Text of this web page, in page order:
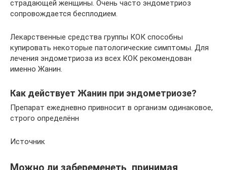
страдающей женщины. Очень часто эндометриоз
сопровождается бесплодием.
Лекарственные средства группы КОК способны
купировать некоторые патологические симптомы. Для
лечения эндометриоза из всех КОК рекомендован
именно Жанин.
Как действует Жанин при эндометриозе?
Препарат ежедневно привносит в организм одинаковое,
строго определённ
Источник
Можно ли забеременеть, принимая